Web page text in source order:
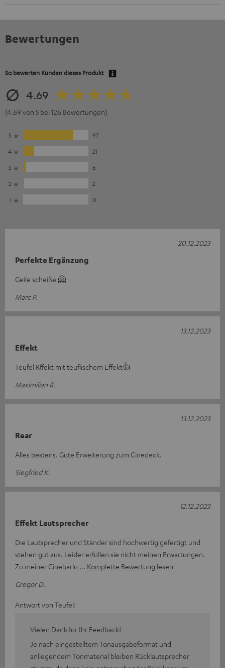
Bewertungen
So bewerten Kunden dieses Produkt
4.69
(4.69 von 5 bei 126 Bewertungen)
5
97
4
21
3
6
2
2
1
0
Perfekte Ergänzung
Geile scheiße 🤗
Marc P.
20.12.2023
Effekt
Teufel Rffekt mit teuflischem Effekt👍
Maximilian R.
13.12.2023
Rear
Alles bestens. Gute Erweiterung zum Cinedeck.
Siegfried K.
13.12.2023
Effekt Lautsprecher
Die Lautsprecher und Ständer sind hochwertig gefertigt und
stehen gut aus. Leider erfüllen sie nicht meinen Erwartungen.
Zu meiner Cinebarlu
Komplette Bewertung lesen
Gregor D.
12.12.2023
Antwort von Teufel:
Vielen Dank für Ihr Feedback!
Je nach eingestelltem Tonausgabeformat und
anliegendem Tonmaterial bleiben Rücklautsprecher